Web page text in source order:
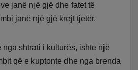
janë një gjë dhe fatet të
janë një gjë krejt tjetër.
nga shtrati i kulturës, ishte një
që e kuptonte dhe nga brenda